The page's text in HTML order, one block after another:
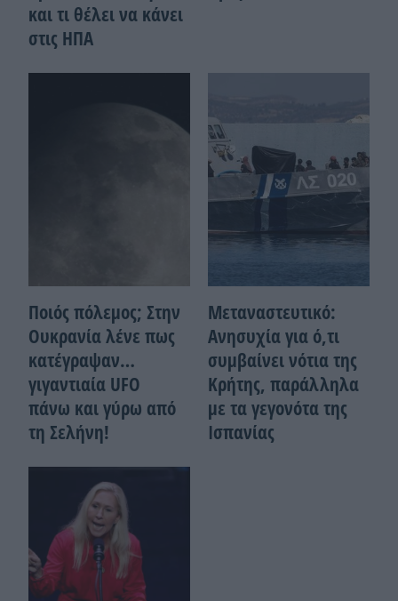
και τι θέλει να κάνει
στις ΗΠΑ
Ποιός πόλεμος; Στην
Ουκρανία λένε πως
κατέγραψαν…
γιγαντιαία UFO
πάνω και γύρω από
τη Σελήνη!
Μεταναστευτικό:
Ανησυχία για ό,τι
συμβαίνει νότια της
Κρήτης, παράλληλα
με τα γεγονότα της
Ισπανίας